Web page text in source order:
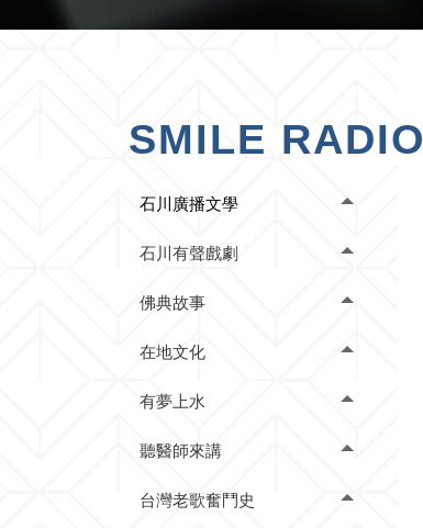
SMILE RADIO
石川廣播文學
石川有聲戲劇
佛典故事
在地文化
有夢上水
聽醫師來講
台灣老歌奮鬥史